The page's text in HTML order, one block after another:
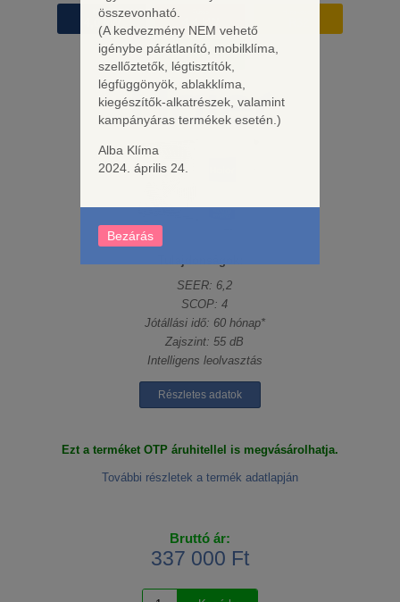
Hűtés
4,0 kW 4,4 kW
Energiaosztály
A++/A+
SEER: 6,2
SCOP: 4
Jótállási idő: 60 hónap*
Zajszint: 55 dB
Intelligens leolvasztás
Részletes adatok
Ezt a terméket OTP áruhitellel is megvásárolhatja.
További részletek a termék adatlapján
Bruttó ár:
337 000 Ft
összevonható.
(A kedvezmény NEM vehető
igénybe párátlanító, mobilklíma,
szellőztetők, légtisztítók,
légfüggönyök, ablakklíma,
kiegészítők-alkatrészek, valamint
kampányáras termékek esetén.)
Alba Klíma
2024. április 24.
Bezárás